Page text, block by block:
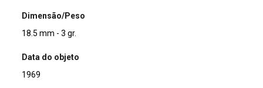
Dimensão/Peso
18.5 mm - 3 gr.
Data do objeto
1969